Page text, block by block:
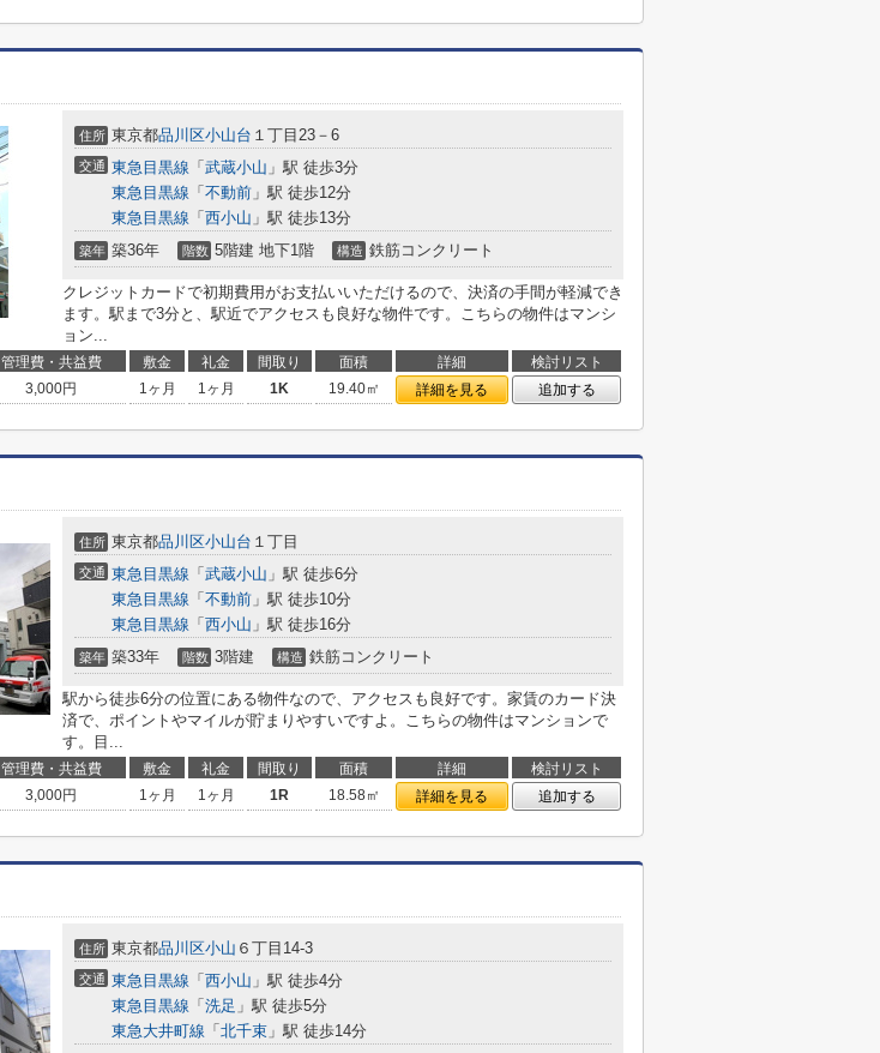
住所 東京都品川区小山台 １丁目23－6
交通 東急目黒線 「 武蔵小山 」駅 徒歩3分
東急目黒線 「 不動前 」駅 徒歩12分
東急目黒線 「 西小山 」駅 徒歩13分
築年 築36年 階数 5階建 地下1階 構造 鉄筋コンクリート
クレジットカードで初期費用がお支払いいただけるので、決済の手間が軽減でき
ます。駅まで3分と、駅近でアクセスも良好な物件です。こちらの物件はマンシ
ョン...
管理費・共益費 敷金 礼金 間取り 面積 詳細
検討リスト
3,000円 1ヶ月 1ヶ月 1K 19.40㎡ 詳細を見る 追加する
住所 東京都品川区小山台 １丁目
交通 東急目黒線 「 武蔵小山 」駅 徒歩6分
東急目黒線 「 不動前 」駅 徒歩10分
東急目黒線 「 西小山 」駅 徒歩16分
築年 築33年 階数 3階建 構造 鉄筋コンクリート
駅から徒歩6分の位置にある物件なので、アクセスも良好です。家賃のカード決
済で、ポイントやマイルが貯まりやすいですよ。こちらの物件はマンションで
す。目...
管理費・共益費 敷金 礼金 間取り 面積 詳細
検討リスト
3,000円 1ヶ月 1ヶ月 1R 18.58㎡ 詳細を見る 追加する
住所 東京都品川区小山 ６丁目14-3
交通 東急目黒線 「 西小山 」駅 徒歩4分
東急目黒線 「 洗足 」駅 徒歩5分
東急大井町線 「 北千束 」駅 徒歩14分